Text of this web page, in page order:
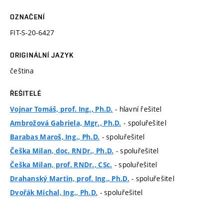
OZNAČENÍ
FIT-S-20-6427
ORIGINÁLNÍ JAZYK
čeština
ŘEŠITELÉ
Vojnar Tomáš, prof. Ing., Ph.D. - hlavní řešitel
Ambrožová Gabriela, Mgr., Ph.D. - spoluřešitel
Barabas Maroš, Ing., Ph.D. - spoluřešitel
Češka Milan, doc. RNDr., Ph.D. - spoluřešitel
Češka Milan, prof. RNDr., CSc. - spoluřešitel
Drahanský Martin, prof. Ing., Ph.D. - spoluřešitel
Dvořák Michal, Ing., Ph.D. - spoluřešitel